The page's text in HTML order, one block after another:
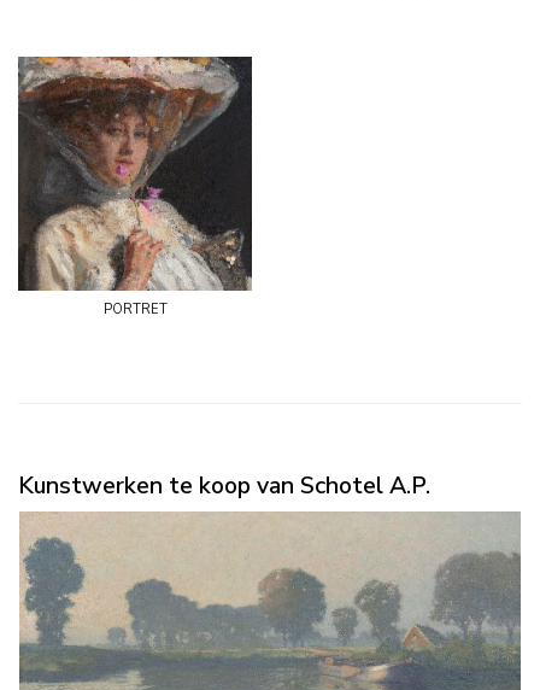
portret
Kunstwerken te koop van Schotel A.P.